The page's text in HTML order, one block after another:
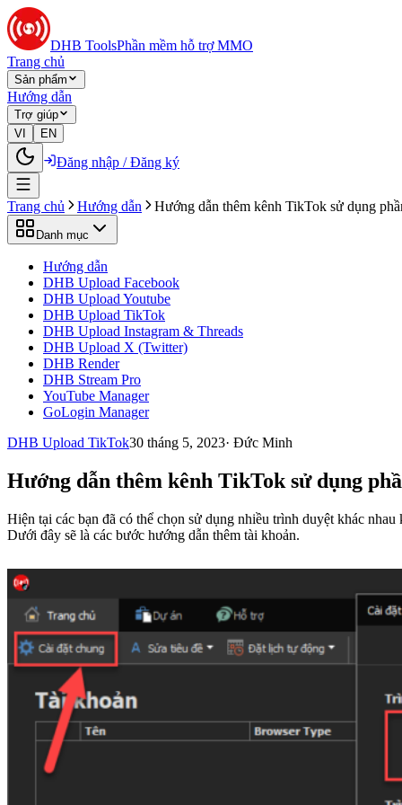
DHB ToolsPhần mềm hỗ trợ MMO
Trang chủ
Sản phẩm
Hướng dẫn
Trợ giúp
VI
EN
Đăng nhập / Đăng ký
Trang chủ Hướng dẫn Hướng dẫn thêm kênh TikTok sử dụng
Danh mục
Hướng dẫn
DHB Upload Facebook
DHB Upload Youtube
DHB Upload TikTok
DHB Upload Instagram & Threads
DHB Upload X (Twitter)
DHB Render
DHB Stream Pro
YouTube Manager
GoLogin Manager
DHB Upload TikTok30 tháng 5, 2023· Đức Minh
Hướng dẫn thêm kênh TikTok sử dụng
Hiện tại các bạn đã có thể chọn sử dụng nhiều trình duyệt khác
Dưới đây sẽ là các bước hướng dẫn thêm tài khoản.